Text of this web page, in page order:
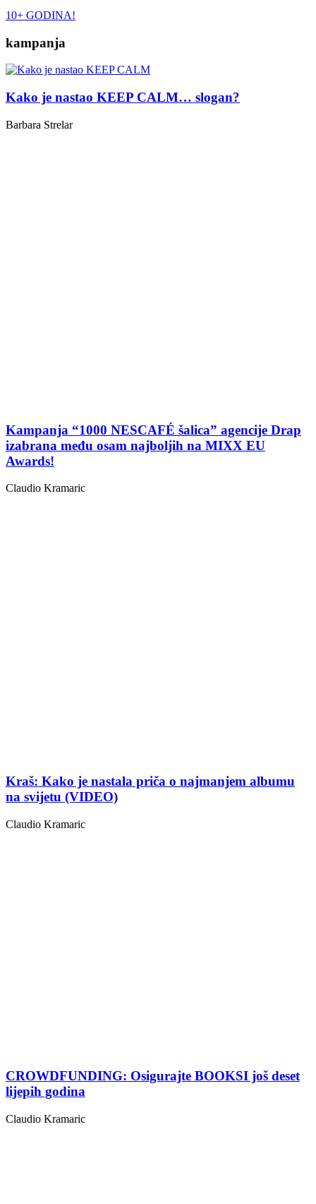
10+ GODINA!
kampanja
Kako je nastao KEEP CALM… slogan?
Barbara Strelar
Kampanja “1000 NESCAFÉ šalica” agencije Drap
izabrana među osam najboljih na MIXX EU
Awards!
Claudio Kramaric
Kraš: Kako je nastala priča o najmanjem albumu
na svijetu (VIDEO)
Claudio Kramaric
CROWDFUNDING: Osigurajte BOOKSI još deset
lijepih godina
Claudio Kramaric